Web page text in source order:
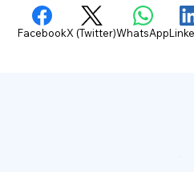
FacebookX (Twitter)WhatsApp